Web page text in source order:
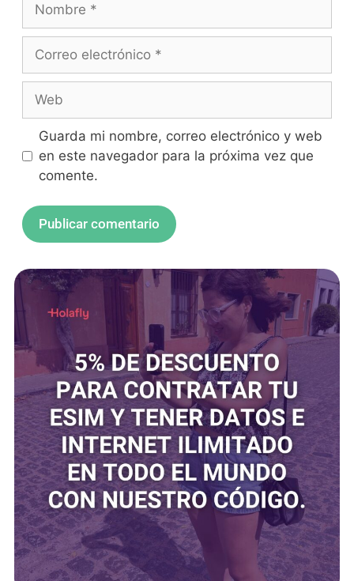
Guarda mi nombre, correo electrónico y web
en este navegador para la próxima vez que
comente.